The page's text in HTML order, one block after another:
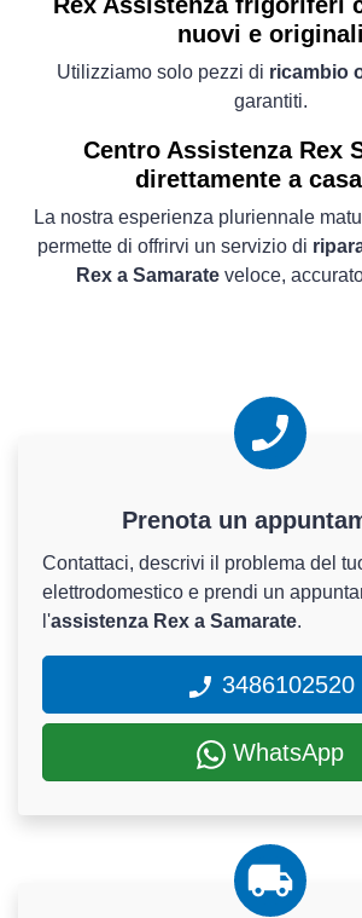
nuovi e originali
Utilizziamo solo pezzi di ricambio
garantiti.
Centro Assistenza Rex
direttamente a
La nostra esperienza pluriennale
permette di offrirvi un servizio di
Rex a Samarate veloce,
Prenota un
Contattaci, descrivi il problema del
elettrodomestico e prendi un
l'assistenza Rex a Samarate.
3486102520
WhatsApp